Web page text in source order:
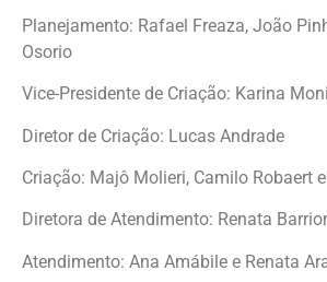
Planejamento: Rafael Freaza, João
Osorio
Vice-Presidente de Criação: Karina
Diretor de Criação: Lucas Andrade
Criação: Majô Molieri, Camilo Robaert
Diretora de Atendimento: Renata
Atendimento: Ana Amábile e Renata